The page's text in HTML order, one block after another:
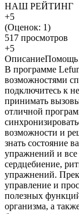
НАШ РЕЙТИНГ
+5
(Оценок: 1)
517 просмотров
+5
ОписаниеПомощь
В программе
возможностями
подключитесь к
принимать
отличной
возможности и
знать состояние
упражнений и все
сердцебиение,
упражнений.
управление и
полезных
организма, а